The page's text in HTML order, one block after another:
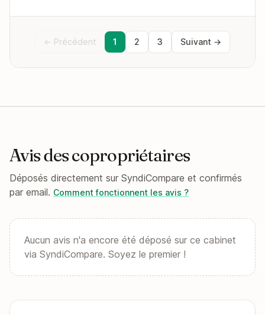
← Précédent 1 2 3 Suivant →
Avis des copropriétaires
Déposés directement sur SyndiCompare et confirmés
par email. Comment fonctionnent les avis ?
Aucun avis n'a encore été déposé sur ce cabinet
via SyndiCompare. Soyez le premier !